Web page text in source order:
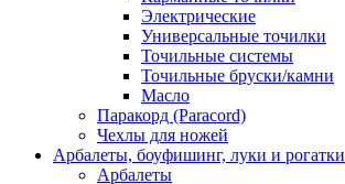
Электрические
Универсальные точилки
Точильные системы
Точильные бруски/камни
Масло
Паракорд (Paracord)
Чехлы для ножей
Арбалеты, боуфишинг, луки и рогатки
Арбалеты